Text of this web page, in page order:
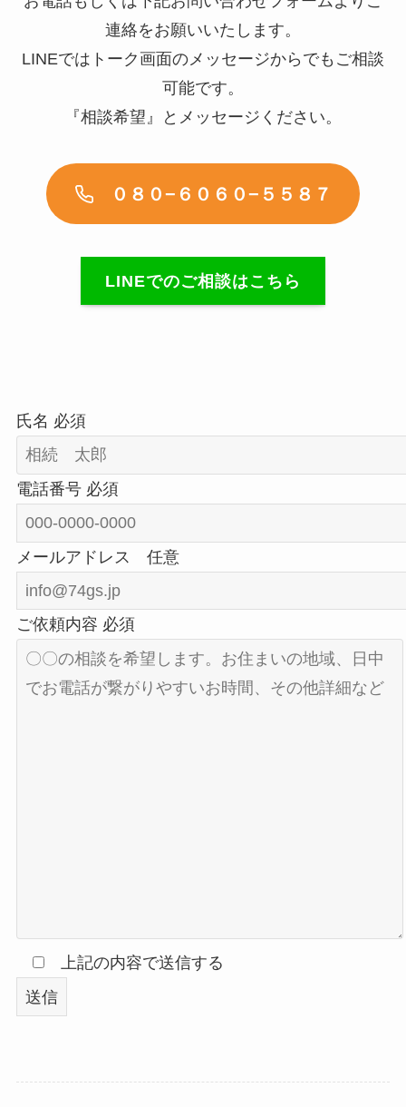
連絡をお願いいたします。
LINEではトーク画面のメッセージからでもご相談
可能です。
『相談希望』とメッセージください。
０８０−６０６０−５５８７
LINEでのご相談はこちら
氏名 必須
電話番号 必須
メールアドレス 任意
ご依頼内容 必須
上記の内容で送信する